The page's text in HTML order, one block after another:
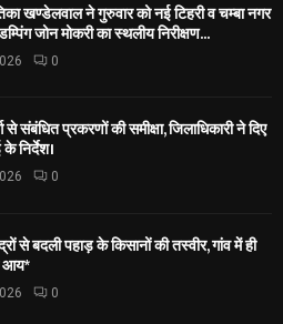
खण्डेलवाल ने गुरुवार को नई टिहरी व चम्बा नगर
जोन मोकरी का स्थलीय निरीक्षण...
0
से संबंधित प्रकरणों की समीक्षा, जिलाधिकारी ने दिए
निर्देश।
0
से बदली पहाड़ के किसानों की तस्वीर, गांव में ही
आय*
0